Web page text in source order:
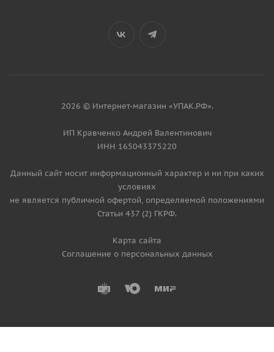
2026 © Интернет-магазин «УПАК.РФ».
ИП Кравченко Андрей Валентинович
ИНН 165043375220
Данный сайт носит информационный характер и ни при каких
условиях
не является публичной офертой, определяемой положениями
Статьи 437 (2) ГКРФ.
Карта сайта
Соглашение о персональных данных